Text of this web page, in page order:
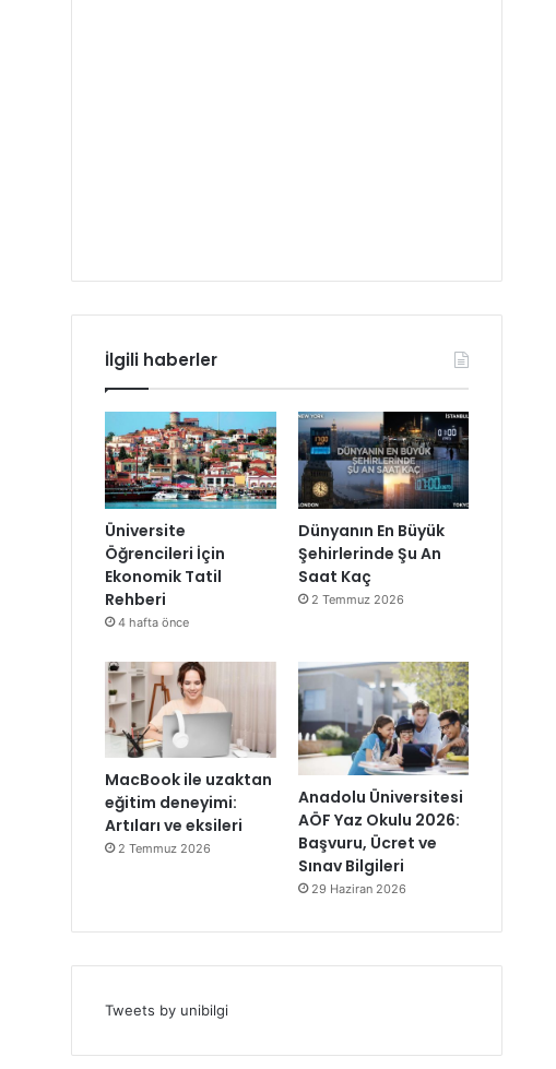
İlgili haberler
Üniversite
Öğrencileri İçin
Ekonomik Tatil
Rehberi
4 hafta önce
Dünyanın En Büyük
Şehirlerinde Şu An
Saat Kaç
2 Temmuz 2026
MacBook ile uzaktan
eğitim deneyimi:
Artıları ve eksileri
2 Temmuz 2026
Anadolu Üniversitesi
AÖF Yaz Okulu 2026:
Başvuru, Ücret ve
Sınav Bilgileri
29 Haziran 2026
Tweets by unibilgi